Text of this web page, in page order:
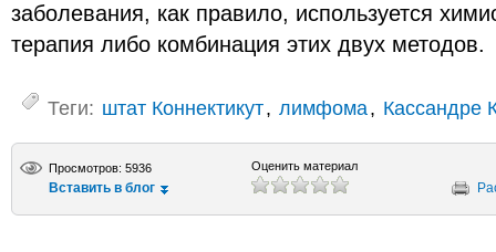
заболевания, как правило, используется
терапия либо комбинация этих двух методов.
Теги: штат Коннектикут, лимфома, Кассандре
Просмотров: 5936
Вставить в блог
Оценить материал